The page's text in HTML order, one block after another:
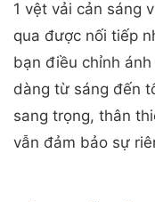
1 vệt vải cản sáng
qua được nối tiếp
bạn điều chỉnh
dàng từ sáng đến
sang trọng, thân
vẫn đảm bảo sự